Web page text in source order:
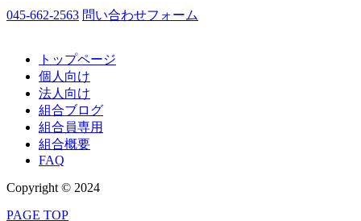
045-662-2563 問い合わせフォーム
トップページ
個人向け
法人向け
組合ブログ
組合員専用
組合概要
FAQ
Copyright © 2024
PAGE TOP